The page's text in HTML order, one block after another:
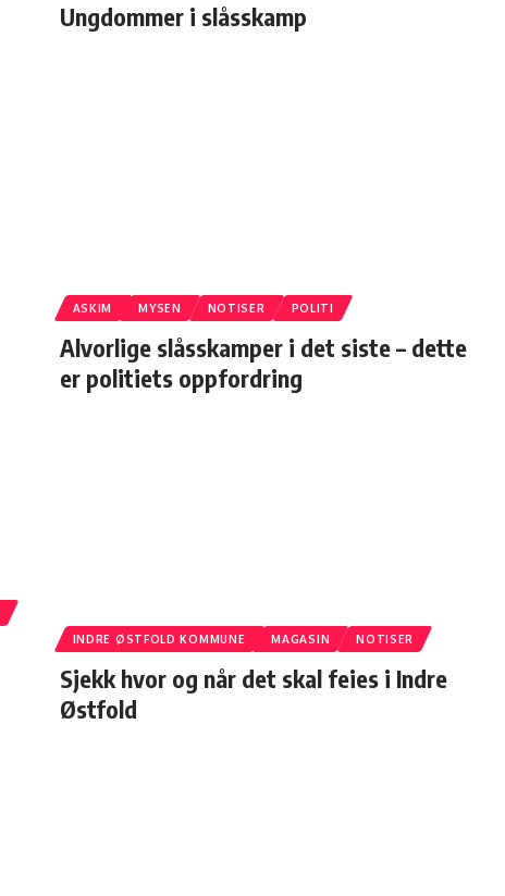
Ungdommer i slåsskamp
ASKIM MYSEN NOTISER POLITI
Alvorlige slåsskamper i det siste – dette
er politiets oppfordring
INDRE ØSTFOLD KOMMUNE MAGASIN NOTISER
Sjekk hvor og når det skal feies i Indre
Østfold